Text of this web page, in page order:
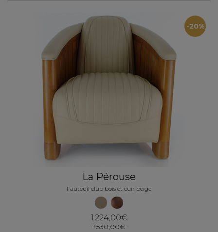
-20%
La Pérouse
Fauteuil club bois et cuir beige
1 224,00€
1 530,00€